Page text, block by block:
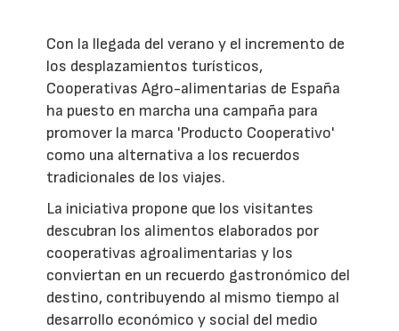
Con la llegada del verano y el incremento de
los desplazamientos turísticos,
Cooperativas Agro-alimentarias de España
ha puesto en marcha una campaña para
promover la marca 'Producto Cooperativo'
como una alternativa a los recuerdos
tradicionales de los viajes.
La iniciativa propone que los visitantes
descubran los alimentos elaborados por
cooperativas agroalimentarias y los
conviertan en un recuerdo gastronómico del
destino, contribuyendo al mismo tiempo al
desarrollo económico y social del medio